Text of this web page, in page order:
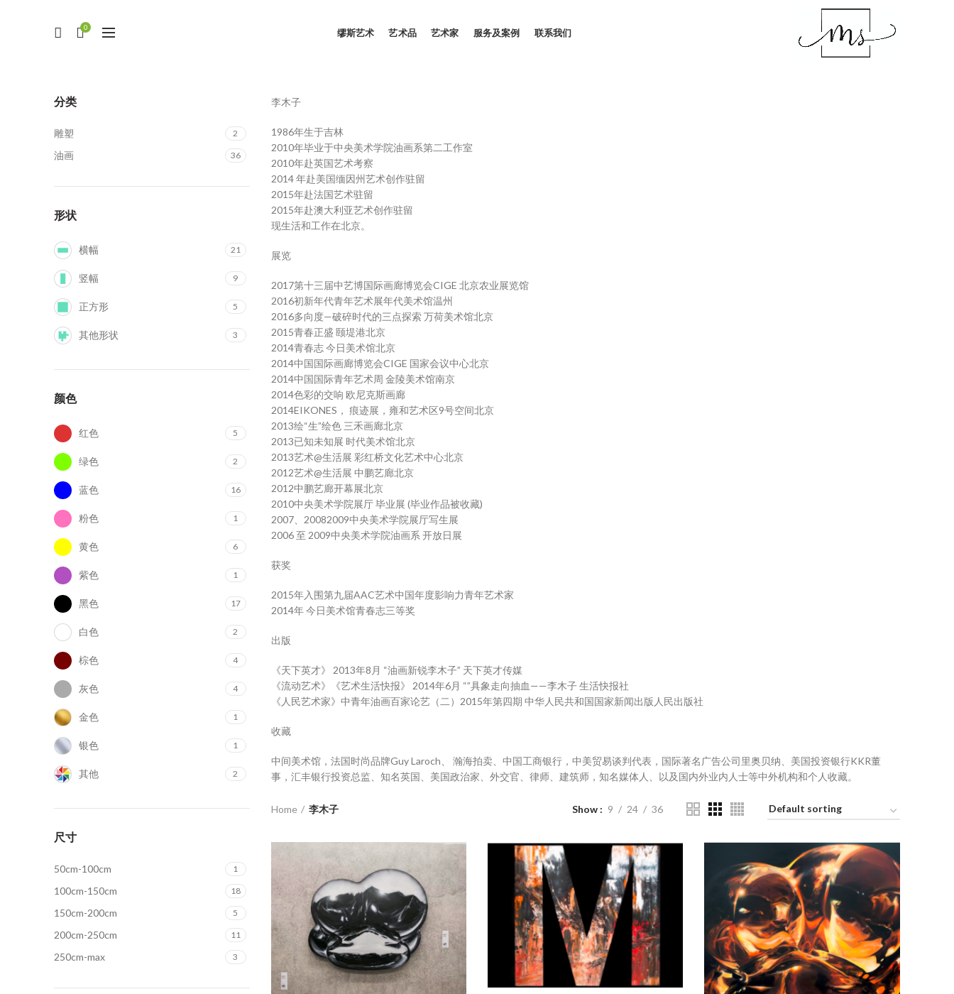
0 缪斯艺术 艺术品 艺术家 服务及案例 联系我们
分类
雕塑 2
油画 36
形状
横幅 21
竖幅 9
正方形 5
其他形状 3
颜色
红色 5
绿色 2
蓝色 16
粉色 1
黄色 6
紫色 1
黑色 17
白色 2
棕色 4
灰色 4
金色 1
银色 1
其他 2
尺寸
50cm-100cm 1
100cm-150cm 18
150cm-200cm 5
200cm-250cm 11
250cm-max 3
李木子
1986年生于吉林
2010年毕业于中央美术学院油画系第二工作室
2010年赴英国艺术考察
2014 年赴美国缅因州艺术创作驻留
2015年赴法国艺术驻留
2015年赴澳大利亚艺术创作驻留
现生活和工作在北京。
展览
2017第十三届中艺博国际画廊博览会CIGE 北京农业展览馆
2016初新年代青年艺术展年代美术馆温州
2016多向度—破碎时代的三点探索 万荷美术馆北京
2015青春正盛 颐堤港北京
2014青春志 今日美术馆北京
2014中国国际画廊博览会CIGE 国家会议中心北京
2014中国国际青年艺术周 金陵美术馆南京
2014色彩的交响 欧尼克斯画廊
2014EIKONES， 痕迹展，雍和艺术区9号空间北京
2013绘“生”绘色 三禾画廊北京
2013已知未知展 时代美术馆北京
2013艺术@生活展 彩红桥文化艺术中心北京
2012艺术@生活展 中鹏艺廊北京
2012中鹏艺廊开幕展北京
2010中央美术学院展厅 毕业展 (毕业作品被收藏)
2007、20082009中央美术学院展厅写生展
2006 至 2009中央美术学院油画系 开放日展
获奖
2015年入围第九届AAC艺术中国年度影响力青年艺术家
2014年 今日美术馆青春志三等奖
出版
《天下英才》 2013年8月 “油画新锐李木子” 天下英才传媒
《流动艺术》《艺术生活快报》 2014年6月 “”具象走向抽血——李木子 生活快报社
《人民艺术家》中青年油画百家论艺（二）2015年第四期 中华人民共和国国家新闻出版人民出版社
收藏
中间美术馆，法国时尚品牌Guy Laroch、 瀚海拍卖、中国工商银行，中美贸易谈判代表，国际著名广告公司里奥贝纳、美国投资银行KKR董
事，汇丰银行投资总监、知名英国、美国政治家、外交官、律师、建筑师，知名媒体人、以及国内外业内人士等中外机构和个人收藏。
Home 李木子 Show 9 24 36